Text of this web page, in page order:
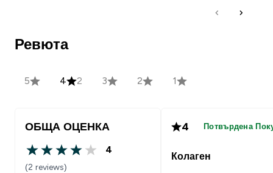
Ревюта
5 4 2 3 2 1
ОБЩА ОЦЕНКА
4 out of 5 stars
4
(2 reviews)
4 Потвърдена
Колаген